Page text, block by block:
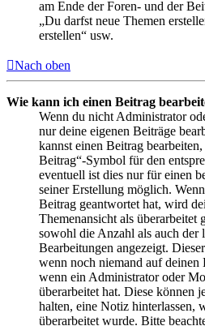
am Ende der Foren- und der
„Du darfst neue Themen
erstellen“ usw.
Nach oben
Wie kann ich einen Beitrag
Wenn du nicht Administrator
nur deine eigenen Beiträge
kannst einen Beitrag
Beitrag“-Symbol für den
eventuell ist dies nur für einen
seiner Erstellung möglich.
Beitrag geantwortet hat, wird
Themenansicht als überarbeitet
sowohl die Anzahl als auch der
Bearbeitungen angezeigt.
wenn noch niemand auf deinen
wenn ein Administrator oder
überarbeitet hat. Diese können
halten, eine Notiz hinterlassen,
überarbeitet wurde. Bitte